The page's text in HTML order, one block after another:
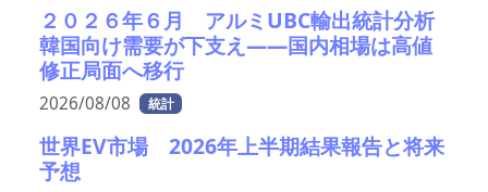
２０２６年６月 アルミUBC輸出統計分析
韓国向け需要が下支え――国内相場は高値
修正局面へ移行
2026/08/08 統計
世界EV市場 2026年上半期結果報告と将来
予想